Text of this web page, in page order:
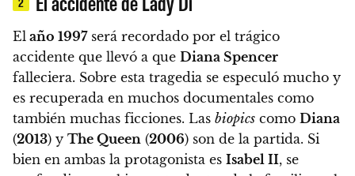
El año 1997será recordado por el trágico
accidente que llevó a que Diana Spencer
falleciera. Sobre esta tragedia se especuló mucho y
es recuperada en muchos documentales como
también muchas ficciones. Las biopics como Diana
(2013) y The Queen (2006) son de la partida. Si
bien en ambas la protagonista es Isabel II, se